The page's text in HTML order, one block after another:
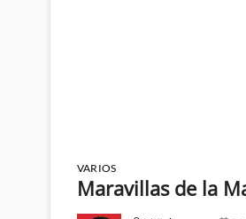
VARIOS
Maravillas de la